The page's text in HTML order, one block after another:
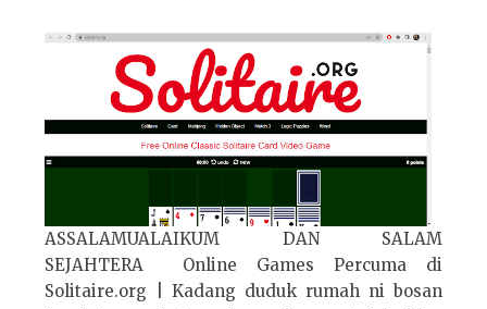
ASSALAMUALAIKUM DAN SALAM
SEJAHTERA Online Games Percuma di
Solitaire.org | Kadang duduk rumah ni bosan